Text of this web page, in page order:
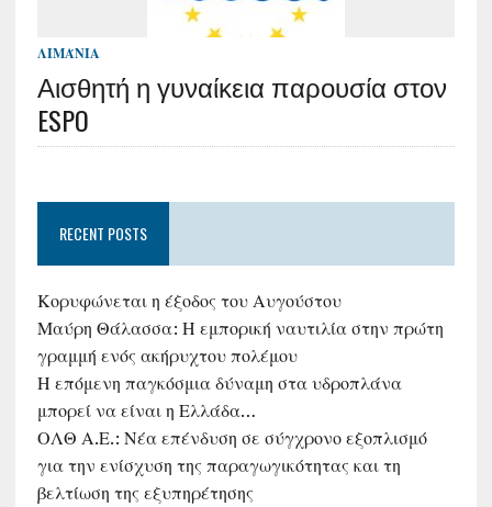
ΛΙΜΆΝΙΑ
Αισθητή η γυναίκεια παρουσία στον
ESPO
RECENT POSTS
Κορυφώνεται η έξοδος του Αυγούστου
Μαύρη Θάλασσα: Η εμπορική ναυτιλία στην πρώτη
γραμμή ενός ακήρυχτου πολέμου
Η επόμενη παγκόσμια δύναμη στα υδροπλάνα
μπορεί να είναι η Ελλάδα…
ΟΛΘ Α.Ε.: Νέα επένδυση σε σύγχρονο εξοπλισμό
για την ενίσχυση της παραγωγικότητας και τη
βελτίωση της εξυπηρέτησης